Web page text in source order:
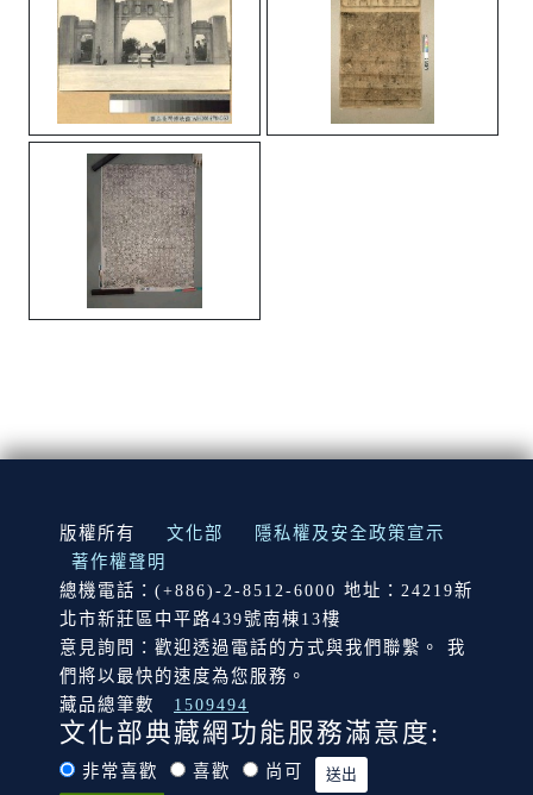
:::
版權所有 文化部
隱私權及安全政策宣示
著作權聲明
總機電話：(+886)-2-8512-6000 地址：24219新
北市新莊區中平路439號南棟13樓
意見詢問：歡迎透過電話的方式與我們聯繫。 我
們將以最快的速度為您服務。
藏品總筆數
1509494
文化部典藏網功能服務滿意度:
非常喜歡 喜歡 尚可